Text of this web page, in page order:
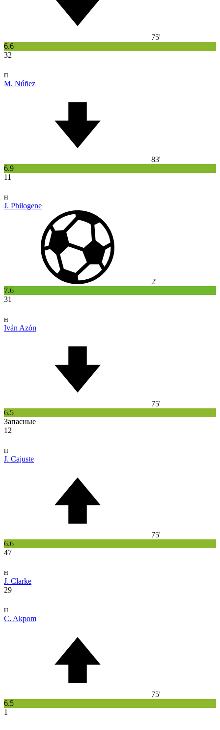
75'
6.6
32
п
M. Núñez
83'
6.9
11
н
J. Philogene
2'
7.6
31
н
Iván Azón
75'
6.5
Запасные
12
п
J. Cajuste
75'
6.6
47
н
J. Clarke
29
н
C. Akpom
75'
6.5
1